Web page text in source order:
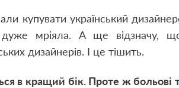
купувати український
мріяла. А ще відзначу,
дизайнерів. І це тішить.
в кращий бік. Проте ж больові